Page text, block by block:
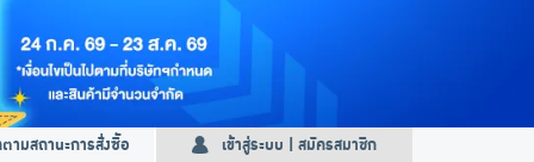
ามสถานะการสั่งซื้อ เข้าสู่ระบบ | สมัครสมาชิก